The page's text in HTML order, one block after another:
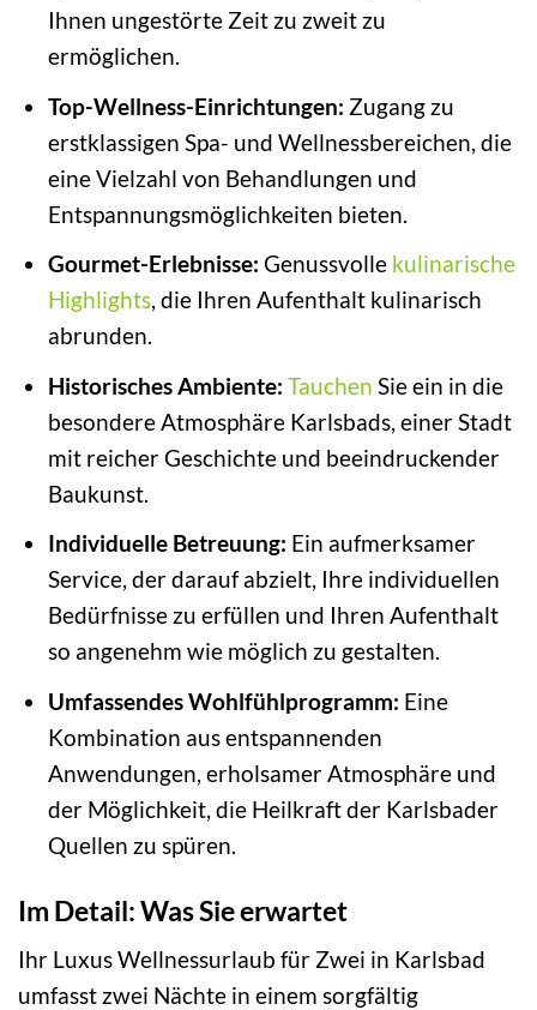
Ihnen ungestörte Zeit zu zweit zu
ermöglichen.
Top-Wellness-Einrichtungen: Zugang zu
erstklassigen Spa- und Wellnessbereichen, die
eine Vielzahl von Behandlungen und
Entspannungsmöglichkeiten bieten.
Gourmet-Erlebnisse: Genussvolle kulinarische
Highlights, die Ihren Aufenthalt kulinarisch
abrunden.
Historisches Ambiente: Tauchen Sie ein in die
besondere Atmosphäre Karlsbads, einer Stadt
mit reicher Geschichte und beeindruckender
Baukunst.
Individuelle Betreuung: Ein aufmerksamer
Service, der darauf abzielt, Ihre individuellen
Bedürfnisse zu erfüllen und Ihren Aufenthalt
so angenehm wie möglich zu gestalten.
Umfassendes Wohlfühlprogramm: Eine
Kombination aus entspannenden
Anwendungen, erholsamer Atmosphäre und
der Möglichkeit, die Heilkraft der Karlsbader
Quellen zu spüren.
Im Detail: Was Sie erwartet
Ihr Luxus Wellnessurlaub für Zwei in Karlsbad
umfasst zwei Nächte in einem sorgfältig